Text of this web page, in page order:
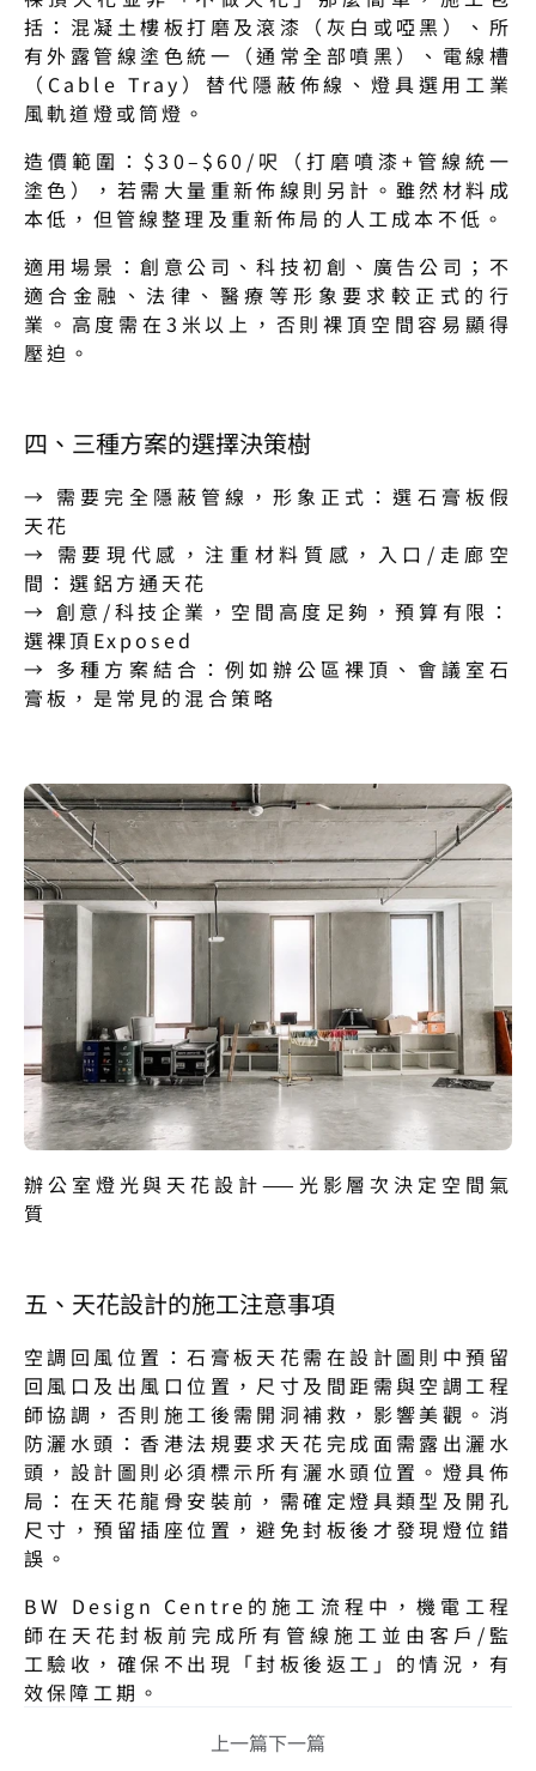
括：混凝土樓板打磨及滾漆（灰白或啞黑）、所
有外露管線塗色統一（通常全部噴黑）、電線槽
（Cable Tray）替代隱蔽佈線、燈具選用工業
風軌道燈或筒燈。
造價範圍：$30–$60/呎（打磨噴漆+管線統一
塗色），若需大量重新佈線則另計。雖然材料成
本低，但管線整理及重新佈局的人工成本不低。
適用場景：創意公司、科技初創、廣告公司；不
適合金融、法律、醫療等形象要求較正式的行
業。高度需在3米以上，否則裸頂空間容易顯得
壓迫。
四、三種方案的選擇決策樹
→ 需要完全隱蔽管線，形象正式：選石膏板假
天花
→ 需要現代感，注重材料質感，入口/走廊空
間：選鋁方通天花
→ 創意/科技企業，空間高度足夠，預算有限：
選裸頂Exposed
→ 多種方案結合：例如辦公區裸頂、會議室石
膏板，是常見的混合策略
辦公室燈光與天花設計——光影層次決定空間氣
質
五、天花設計的施工注意事項
空調回風位置：石膏板天花需在設計圖則中預留
回風口及出風口位置，尺寸及間距需與空調工程
師協調，否則施工後需開洞補救，影響美觀。消
防灑水頭：香港法規要求天花完成面需露出灑水
頭，設計圖則必須標示所有灑水頭位置。燈具佈
局：在天花龍骨安裝前，需確定燈具類型及開孔
尺寸，預留插座位置，避免封板後才發現燈位錯
誤。
BW Design Centre的施工流程中，機電工程
師在天花封板前完成所有管線施工並由客戶/監
工驗收，確保不出現「封板後返工」的情況，有
效保障工期。
上一篇下一篇